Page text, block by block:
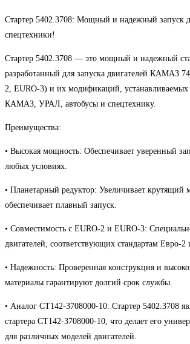
Стартер 5402.3708: Мощный и надежный
спецтехники!
Стартер 5402.3708 — это мощный и надежный
разработанный для запуска двигателей КАМАЗ
2, EURO-3) и их модификаций, устанавливаемых
КАМАЗ, УРАЛ, автобусы и спецтехнику.
Преимущества:
• Высокая мощность: Обеспечивает уверенный
любых условиях.
• Планетарный редуктор: Увеличивает крутящий
обеспечивает плавный запуск.
• Совместимость с EURO-2 и EURO-3:
двигателей, соответствующих стандартам Евро-2
• Надежность: Проверенная конструкция и
материалы гарантируют долгий срок службы.
• Аналог СТ142-3708000-10: Стартер 5402.3708
стартера СТ142-3708000-10, что делает его
для различных моделей двигателей.